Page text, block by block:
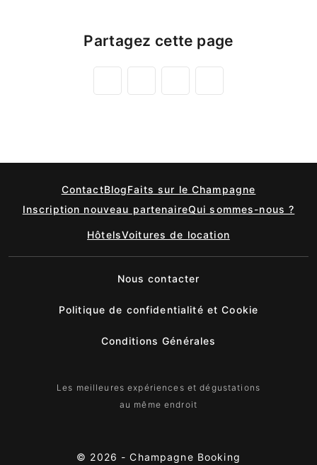
Partagez cette page
ContactBlogFaits sur le Champagne
Inscription nouveau partenaireQui sommes-nous ?
HôtelsVoitures de location
Nous contacter
Politique de confidentialité et Cookie
Conditions Générales
Les meilleures expériences et dégustations
au même endroit
© 2026 -Champagne Booking